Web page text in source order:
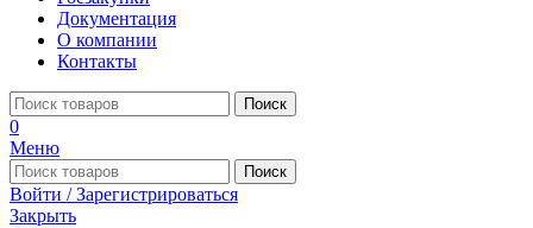
Документация
О компании
Контакты
Поиск
0
Меню
Поиск
Войти / Зарегистрироваться
Закрыть